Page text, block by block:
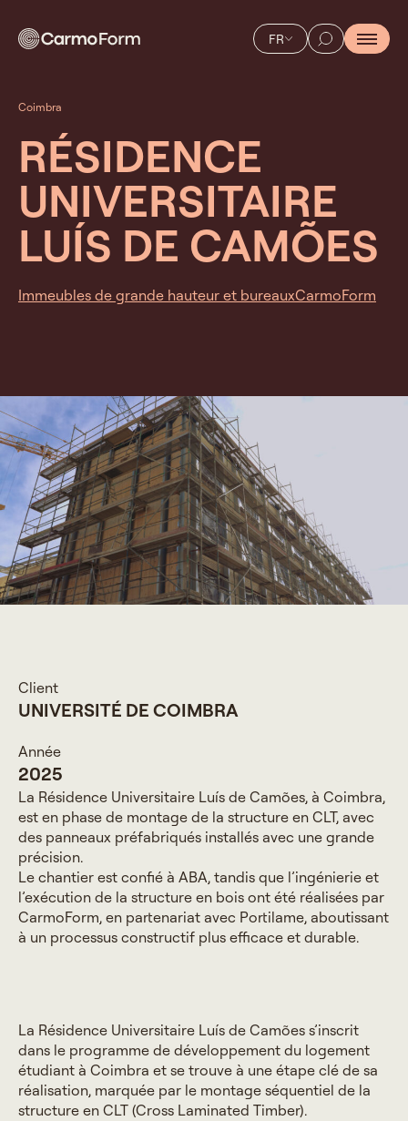
FR
Coimbra
RÉSIDENCE
UNIVERSITAIRE
LUÍS DE CAMÕES
Immeubles de grande hauteur et bureauxCarmoForm
Client
UNIVERSITÉ DE COIMBRA
Année
2025
La Résidence Universitaire Luís de Camões, à Coimbra,
est en phase de montage de la structure en CLT, avec
des panneaux préfabriqués installés avec une grande
précision.
Le chantier est confié à ABA, tandis que l’ingénierie et
l’exécution de la structure en bois ont été réalisées par
CarmoForm, en partenariat avec Portilame, aboutissant
à un processus constructif plus efficace et durable.
La Résidence Universitaire Luís de Camões s’inscrit
dans le programme de développement du logement
étudiant à Coimbra et se trouve à une étape clé de sa
réalisation, marquée par le montage séquentiel de la
structure en CLT (Cross Laminated Timber).